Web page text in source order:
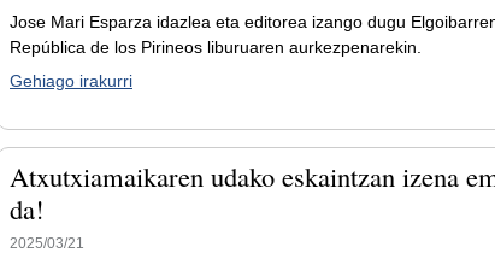
Jose Mari Esparza idazlea eta editorea izango dugu
República de los Pirineos liburuaren aurkezpenarekin.
Gehiago irakurri
Atxutxiamaikaren udako eskaintzan izena
da!
2025/03/21